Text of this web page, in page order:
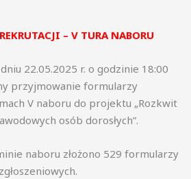
– V TURA NABORU
22.05.2025 r. o godzinie 18:00
przyjmowanie formularzy
V naboru do projektu „Rozkwit
osób dorosłych”.
naboru złożono 529 formularzy
zgłoszeniowych.